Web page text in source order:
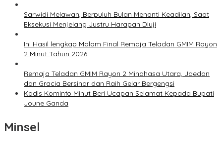
Sarwidi Melawan, Berpuluh Bulan Menanti Keadilan, Saat
Eksekusi Menjelang Justru Harapan Diuji
Ini Hasil lengkap Malam Final Remaja Teladan GMIM Rayon
2 Minut Tahun 2026
Remaja Teladan GMIM Rayon 2 Minahasa Utara, Jaedon
dan Gracia Bersinar dan Raih Gelar Bergengsi
Kadis Kominfo Minut Beri Ucapan Selamat Kepada Bupati
Joune Ganda
Minsel